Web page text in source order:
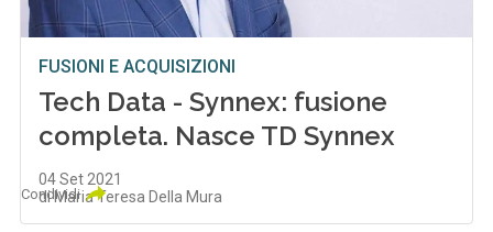
FUSIONI E ACQUISIZIONI
Tech Data - Synnex: fusione
completa. Nasce TD Synnex
04 Set 2021
di Maria Teresa Della Mura
Condividi